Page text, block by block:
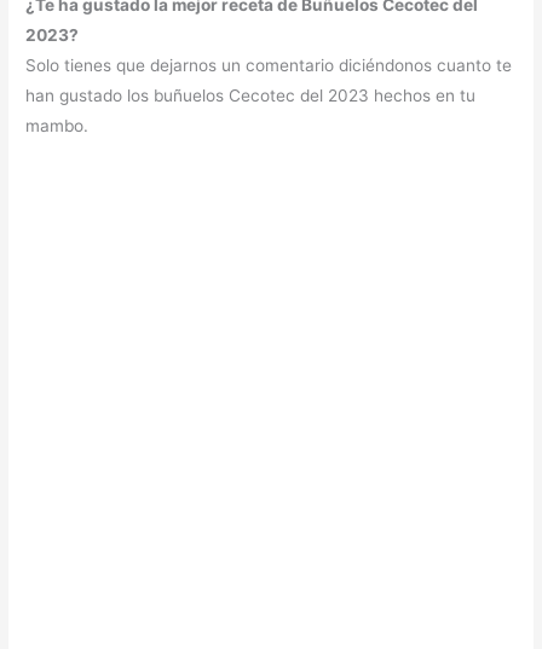
¿Te ha gustado la mejor receta de Buñuelos Cecotec del
2023?
Solo tienes que dejarnos un comentario diciéndonos cuanto te
han gustado los buñuelos Cecotec del 2023 hechos en tu
mambo.